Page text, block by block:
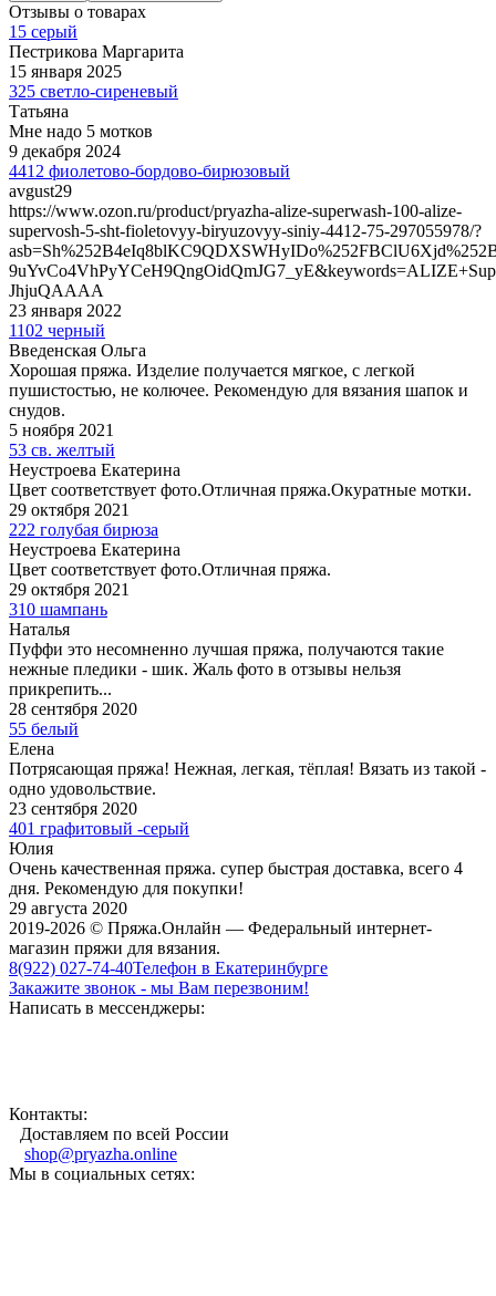
Отзывы о товарах
15 серый
Пестрикова Маргарита
15 января 2025
325 светло-сиреневый
Татьяна
Мне надо 5 мотков
9 декабря 2024
4412 фиолетово-бордово-бирюзовый
avgust29
https://www.ozon.ru/product/pryazha-alize-superwash-100-alize-
supervosh-5-sht-fioletovyy-biryuzovyy-siniy-4412-75-297055978/?
JhjuQAAAA
23 января 2022
1102 черный
Введенская Ольга
Хорошая пряжа. Изделие получается мягкое, с легкой
пушистостью, не колючее. Рекомендую для вязания шапок и
снудов.
5 ноября 2021
53 св. желтый
Неустроева Екатерина
Цвет соответствует фото.Отличная пряжа.Окуратные мотки.
29 октября 2021
222 голубая бирюза
Неустроева Екатерина
Цвет соответствует фото.Отличная пряжа.
29 октября 2021
310 шампань
Наталья
Пуффи это несомненно лучшая пряжа, получаются такие
нежные пледики - шик. Жаль фото в отзывы нельзя
прикрепить...
28 сентября 2020
55 белый
Елена
Потрясающая пряжа! Нежная, легкая, тёплая! Вязать из такой -
одно удовольствие.
23 сентября 2020
401 графитовый -серый
Юлия
Очень качественная пряжа. супер быстрая доставка, всего 4
дня. Рекомендую для покупки!
29 августа 2020
2019-2026 © Пряжа.Онлайн — Федеральный интернет-
магазин пряжи для вязания.
8(922) 027-74-40Телефон в Екатеринбурге
Закажите звонок - мы Вам перезвоним!
Написать в мессенджеры:
Контакты:
Доставляем по всей России
shop@pryazha.online
Мы в социальных сетях: